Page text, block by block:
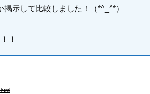
示して比較しました！（*^_^*）
！